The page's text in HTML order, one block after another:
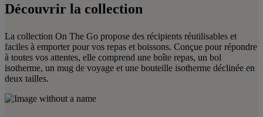
Découvrir la collection
La collection On The Go propose des récipients réutilisables et
faciles à emporter pour vos repas et boissons. Conçue pour répondre
à toutes vos attentes, elle comprend une boîte repas, un bol
isotherme, un mug de voyage et une bouteille isotherme déclinée en
deux tailles.